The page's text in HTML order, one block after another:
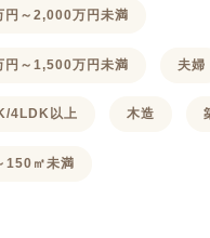
円～2,000万円未満
円～1,500万円未満 夫婦
4LDK以上 木造
150㎡未満